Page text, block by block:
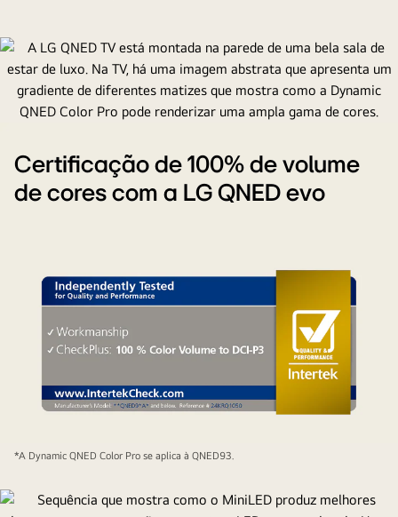
Certificação
para
Certificação de 100% de volume
de cores com a LG QNED evo
*A Dynamic QNED Color Pro se aplica à QNED93.